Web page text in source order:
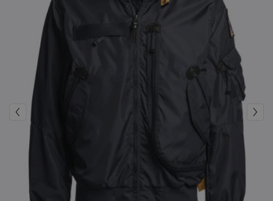
ジャケット
Polo & T-Shirts
パーカー
ジャケット
メンズ 水着
Invisible Cities
Everyday Wear
Rescue
Travel
Bluemoon The Crew
ボンバー
パーカー
トップス & Tシャツ
ジャケット
ベスト
Invisible Cities
Everyday Wear
Rescue
Travel
Anthony Bogdan
アパレル
アクセサリー
全て見る
アパレル
アクセサリー
STORIES
Saving the Pallas' cat
Voices from an Icy Coast
Heidi Sevestre
Wishlist
Customer Service